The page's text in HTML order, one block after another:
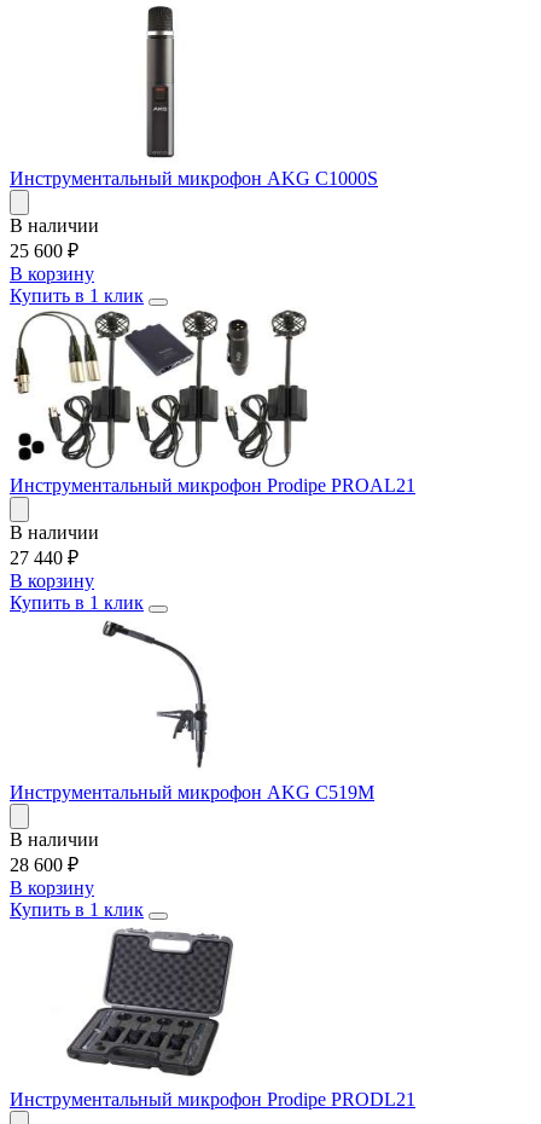
Инструментальный микрофон AKG C1000S
В наличии
25 600 ₽
В корзину
Купить в 1 клик
Инструментальный микрофон Prodipe PROAL21
В наличии
27 440 ₽
В корзину
Купить в 1 клик
Инструментальный микрофон AKG C519M
В наличии
28 600 ₽
В корзину
Купить в 1 клик
Инструментальный микрофон Prodipe PRODL21